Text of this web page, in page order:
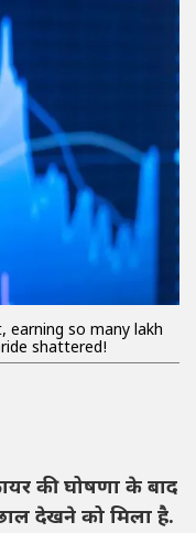
earning so many lakh
shattered!
की घोषणा के बाद
देखने को मिला है.